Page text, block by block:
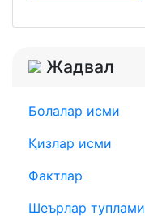
Жадвал
Болалар исми
Қизлар исми
Фактлар
Шеърлар туплами